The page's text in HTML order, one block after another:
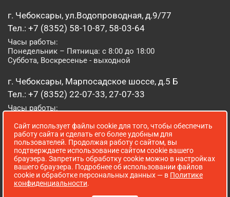
г. Чебоксары, ул.Водопроводная, д.9/77
Тел.: +7 (8352) 58-10-87, 58-03-64
Часы работы:
Понедельник – Пятница: с 8:00 до 18:00
Суббота, Воскресенье - выходной
г. Чебоксары, Марпосадское шоссе, д.5 Б
Тел.: +7 (8352) 22-07-33, 27-07-33
Часы работы:
Суббота, Воскресенье: с 8:00 до 16:00
г. Йошкар-Ола, ул. Луначарского, д. 52 А
Тел.: (8362) 41-07-31
Часы работы:
Понедельник – Пятница: с 8:00 до 18:00
Сайт использует файлы cookie для того, чтобы обеспечить
работу сайта и сделать его более удобным для
пользователей. Продолжая работу с сайтом, вы
подтверждаете использование сайтом cookie вашего
браузера. Запретить обработку cookie можно в настройках
вашего браузера. Подробнее об использовании файлов
cookie и обработке персональных данных — в Политике
конфиденциальности.